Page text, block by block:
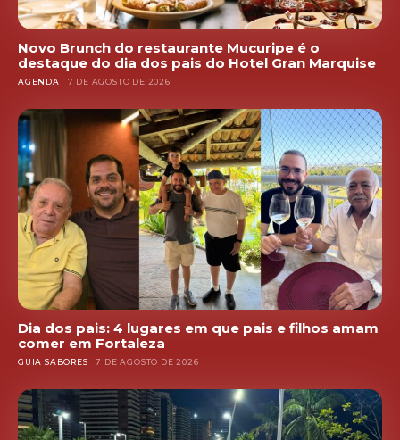
Novo Brunch do restaurante Mucuripe é o
destaque do dia dos pais do Hotel Gran Marquise
AGENDA 7 DE AGOSTO DE 2026
Dia dos pais: 4 lugares em que pais e filhos amam
comer em Fortaleza
GUIA SABORES 7 DE AGOSTO DE 2026